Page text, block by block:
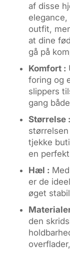
af disse
outfit,
at dine
gå på
Komfort :
foring og
slippers
gang
Størrelse :
tjekke
en
Hæl :
er de
øget
den